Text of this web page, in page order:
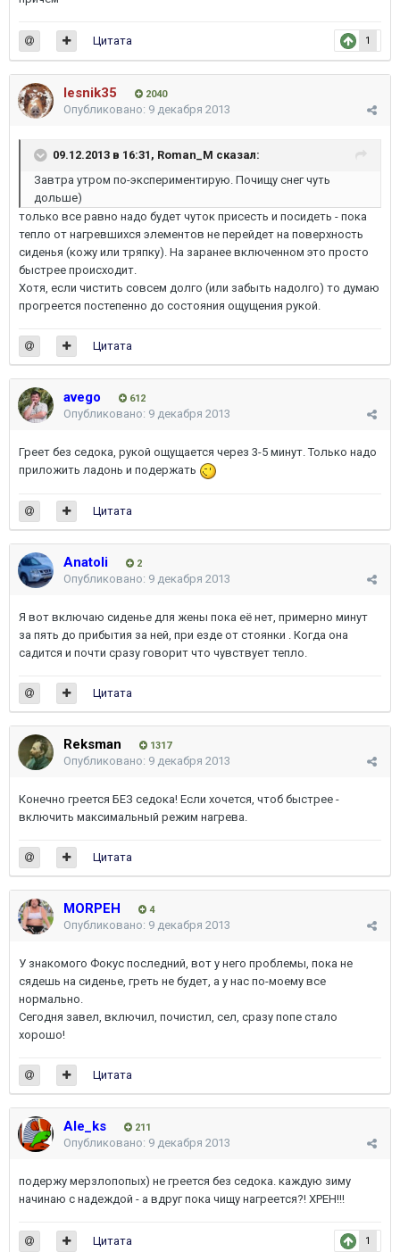
1
Цитата
lesnik35 2040
Опубликовано: 9 декабря 2013
09.12.2013 в 16:31, Roman_M сказал:
Завтра утром по-экспериментирую. Почищу снег чуть
дольше)
только все равно надо будет чуток присесть и посидеть - пока
тепло от нагревшихся элементов не перейдет на поверхность
сиденья (кожу или тряпку). На заранее включенном это просто
быстрее происходит.
Хотя, если чистить совсем долго (или забыть надолго) то думаю
прогреется постепенно до состояния ощущения рукой.
Цитата
avego 612
Опубликовано: 9 декабря 2013
Греет без седока, рукой ощущается через 3-5 минут. Только надо
приложить ладонь и подержать
Цитата
Anatoli 2
Опубликовано: 9 декабря 2013
Я вот включаю сиденье для жены пока её нет, примерно минут
за пять до прибытия за ней, при езде от стоянки . Когда она
садится и почти сразу говорит что чувствует тепло.
Цитата
Reksman 1317
Опубликовано: 9 декабря 2013
Конечно греется БЕЗ седока! Если хочется, чтоб быстрее -
включить максимальный режим нагрева.
Цитата
MORPEH 4
Опубликовано: 9 декабря 2013
У знакомого Фокус последний, вот у него проблемы, пока не
сядешь на сиденье, греть не будет, а у нас по-моему все
нормально.
Сегодня завел, включил, почистил, сел, сразу попе стало
хорошо!
Цитата
Ale_ks 211
Опубликовано: 9 декабря 2013
подержу мерзлопопых) не греется без седока. каждую зиму
начинаю с надеждой - а вдруг пока чищу нагреется?! ХРЕН!!!
1
Цитата